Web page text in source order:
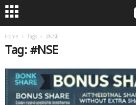
Home Tags #NSE
Tag: #NSE